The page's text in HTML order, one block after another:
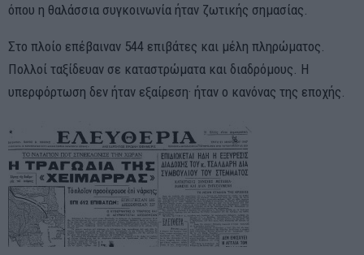
όπου η θαλάσσια συγκοινωνία ήταν ζωτικής σημασίας.
Στο πλοίο επέβαιναν 544 επιβάτες και μέλη πληρώματος.
Πολλοί ταξίδευαν σε καταστρώματα και διαδρόμους. Η
υπερφόρτωση δεν ήταν εξαίρεση· ήταν ο κανόνας της εποχής.